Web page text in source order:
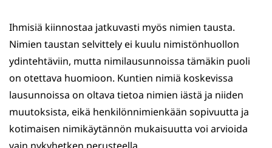
Ihmisiä kiinnostaa jatkuvasti myös nimien tausta.
Nimien taustan selvittely ei kuulu nimistönhuollon
ydintehtäviin, mutta nimilausunnoissa tämäkin puoli
on otettava huomioon. Kuntien nimiä koskevissa
lausunnoissa on oltava tietoa nimien iästä ja niiden
muutoksista, eikä henkilönnimienkään sopivuutta ja
kotimaisen nimikäytännön mukaisuutta voi arvioida